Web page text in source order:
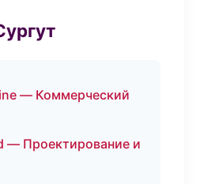
— Коммерческий
— Проектирование и